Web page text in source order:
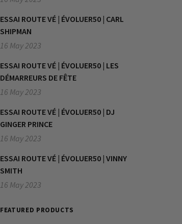
ESSAI ROUTE VÉ | ÉVOLUER50 | CARL
SHIPMAN
16 May 2023
ESSAI ROUTE VÉ | ÉVOLUER50 | LES
DÉMARREURS DE FÊTE
16 May 2023
ESSAI ROUTE VÉ | ÉVOLUER50 | DJ
GINGER PRINCE
16 May 2023
ESSAI ROUTE VÉ | ÉVOLUER50 | VINNY
SMITH
16 May 2023
FEATURED PRODUCTS